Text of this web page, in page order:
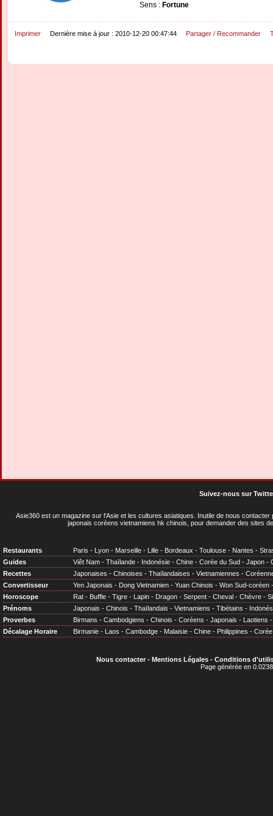
Sens : Fortune
Imprimer Dernière mise à jour : 2010-12-20 00:47:44 Partager / Recommander
Suivez-nous sur
Asie360 est un magazine sur l'Asie et les cultures asiatiques . Inutile de nous
japonais coréens vietnamiens hk chinois, pour demander des sites
Restaurants Paris - Lyon - Marseille - Lille - Bordeaux - Toulouse - Nantes -
Guides
Viêt Nam - Thaïlande - Indonésie - Chine - Corée du Sud - Japon -
Recettes
Japonaises - Chinoises - Thaïlandaises - Vietnamiennes -
Convertisseur
Yen Japonais - Dong Vietnamien - Yuan Chinois - Won Sud-coréen
Horoscope
Rat - Buffle - Tigre - Lapin - Dragon - Serpent - Cheval - Chèvre -
Prénoms
Japonais - Chinois - Thaïlandais - Vietnamiens - Tibétains -
Proverbes
Birmans - Cambodgiens - Chinois - Coréens - Japonais - Laotiens
Décalage Horaire
Birmanie - Laos - Cambodge - Malaisie - Chine - Philippines - Corée
Nous contacter- Mentions Légales- Conditions
Page générée en